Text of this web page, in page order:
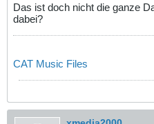
Das ist doch nicht die ganze
dabei?
CAT Music Files